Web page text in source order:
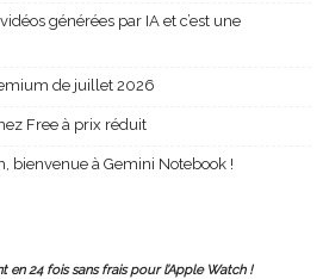
générées par IA et c’est une
de juillet 2026
Free à prix réduit
bienvenue à Gemini Notebook !
en 24 fois sans frais pour l’Apple Watch !